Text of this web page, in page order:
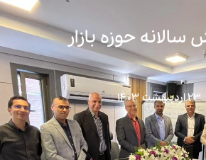
حوزه بازار
۲۳ اردیبهشت ۱۴۰۳